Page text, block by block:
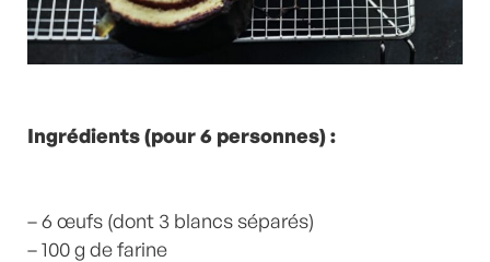
Ingrédients (pour 6 personnes) :
– 6 œufs (dont 3 blancs séparés)
– 100 g de farine